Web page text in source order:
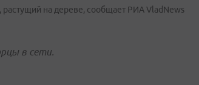
на дереве, сообщает РИА VladNews
в сети.